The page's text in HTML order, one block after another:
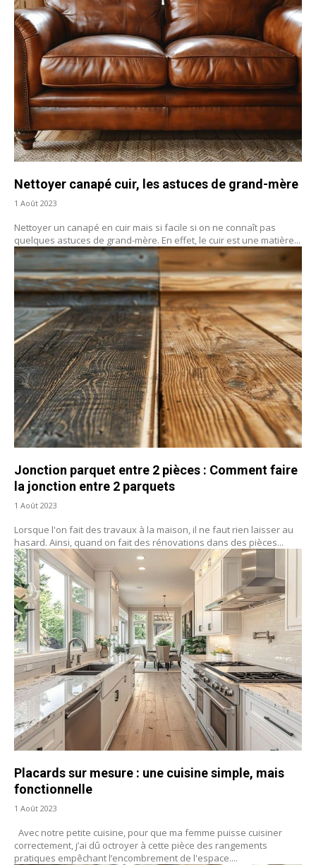
Nettoyer canapé cuir, les astuces de grand-mère
1 Août 2023
Nettoyer un canapé en cuir mais si facile si on ne connaît pas
quelques astuces de grand-mère. En effet, le cuir est une matière...
Jonction parquet entre 2 pièces : Comment faire
la jonction entre 2 parquets
1 Août 2023
Lorsque l'on fait des travaux à la maison, il ne faut rien laisser au
hasard. Ainsi, quand on fait des rénovations dans des pièces...
Placards sur mesure : une cuisine simple, mais
fonctionnelle
1 Août 2023
correctement, j’ai dû octroyer à cette pièce des rangements
pratiques empêchant l’encombrement de l'espace....